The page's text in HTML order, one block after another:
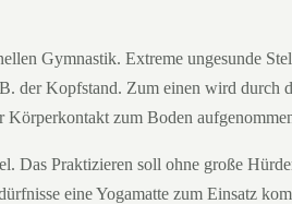
Gymnastik. Extreme ungesunde
der Kopfstand. Zum einen wird durch
Körperkontakt zum Boden
Das Praktizieren soll ohne große
eine Yogamatte zum Einsatz